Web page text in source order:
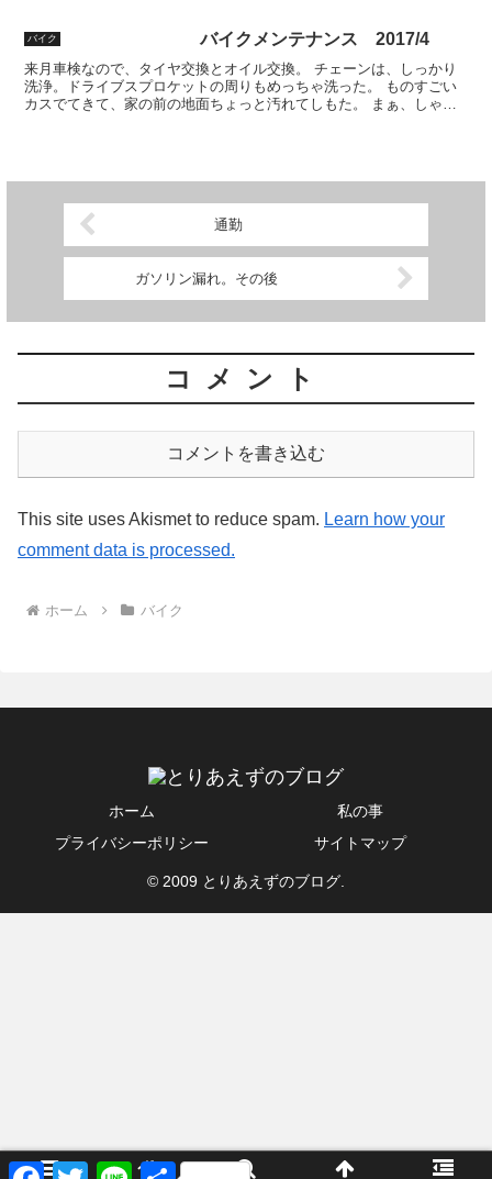
バイク バイクメンテナンス 2017/4
来月車検なので、タイヤ交換とオイル交換。 チェーンは、しっかり
洗浄。ドライブスプロケットの周りもめっちゃ洗った。 ものすごい
カスでてきて、家の前の地面ちょっと汚れてしもた。 まぁ、しゃぁ
通勤
ガソリン漏れ。その後
コメント
コメントを書き込む
This site uses Akismet to reduce spam. Learn how your
comment data is processed.
ホーム バイク
ホーム
私の事
プライバシーポリシー
サイトマップ
© 2009 とりあえずのブログ.
F
T
L
共